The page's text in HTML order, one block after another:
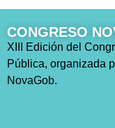
CONGRESO
XIII Edición del
Pública, organizada
NovaGob.